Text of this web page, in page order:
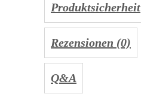
Produktsicherheit
Rezensionen (0)
Q&A